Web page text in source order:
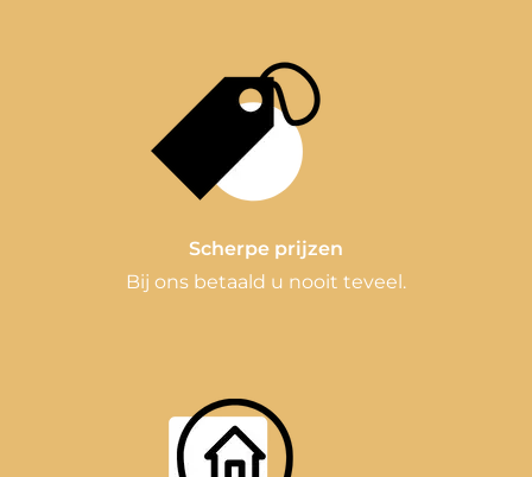
Scherpe prijzen
Bij ons betaald u nooit teveel.